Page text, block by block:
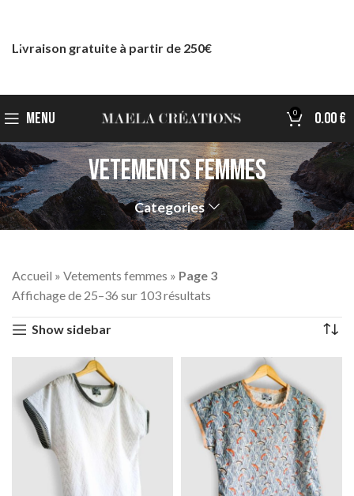
MENU 0 0.00€
Vetements femmes
Categories
Accueil » Vetements femmes » Page 3
Affichage de 25–36 sur 103 résultats
Show sidebar
Livraison gratuite à partir de 250€